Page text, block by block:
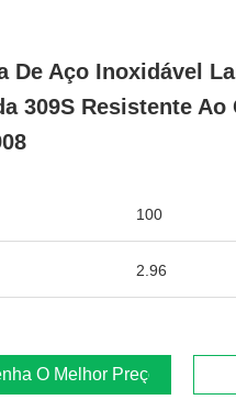
De Aço Inoxidável
309S Resistente Ao
100
2.96
O Melhor Preço